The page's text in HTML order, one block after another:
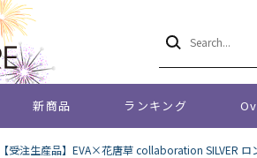
新商品 ランキング
【受注生産品】EVA×花唐草 collaboration SILVER